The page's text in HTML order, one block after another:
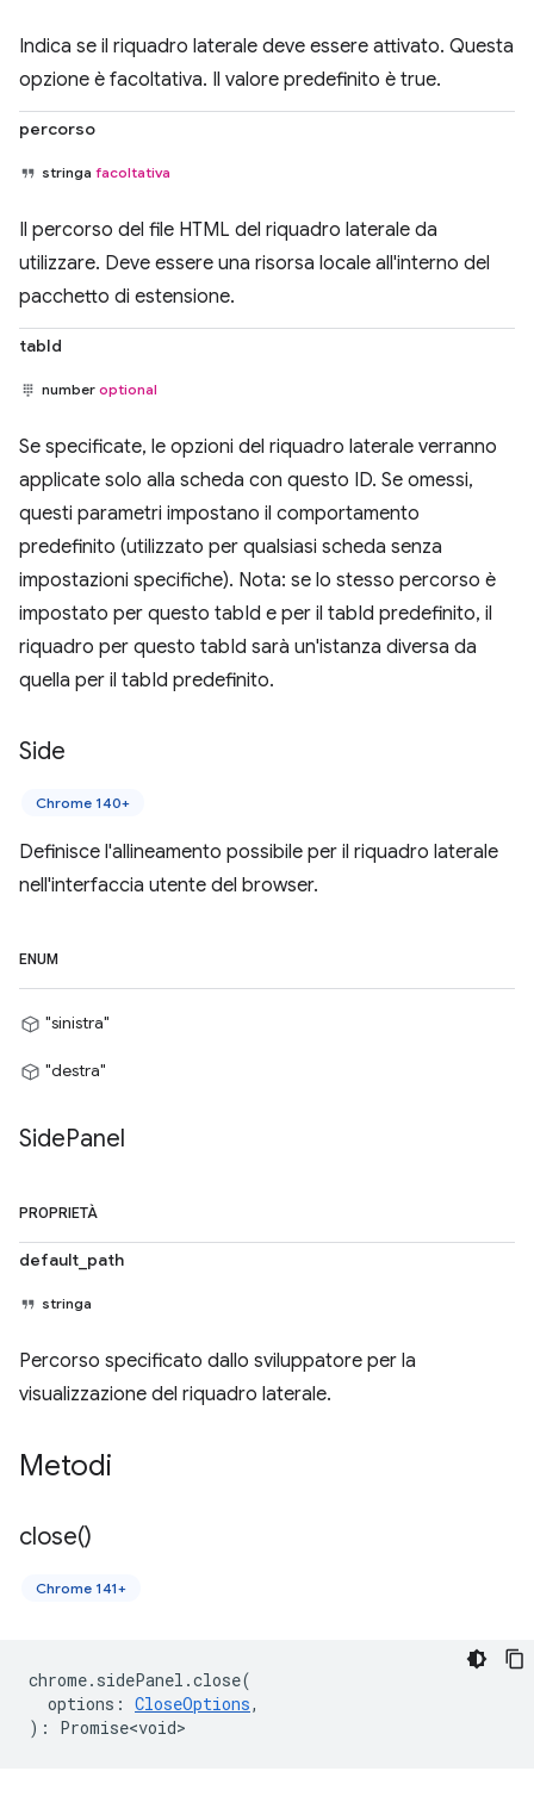
Indica se il riquadro laterale deve essere attivato. Questa
opzione è facoltativa. Il valore predefinito è true.
percorso
stringa facoltativa
Il percorso del file HTML del riquadro laterale da
utilizzare. Deve essere una risorsa locale all'interno del
pacchetto di estensione.
tabId
number optional
Se specificate, le opzioni del riquadro laterale verranno
applicate solo alla scheda con questo ID. Se omessi,
questi parametri impostano il comportamento
predefinito (utilizzato per qualsiasi scheda senza
impostazioni specifiche). Nota: se lo stesso percorso è
impostato per questo tabId e per il tabId predefinito, il
riquadro per questo tabId sarà un'istanza diversa da
quella per il tabId predefinito.
Side
Chrome 140+
Definisce l'allineamento possibile per il riquadro laterale
nell'interfaccia utente del browser.
ENUM
"sinistra"
"destra"
SidePanel
PROPRIETÀ
default_path
stringa
Percorso specificato dallo sviluppatore per la
visualizzazione del riquadro laterale.
Metodi
close()
Chrome 141+
chrome. sidePanel .close(
options : CloseOptions,
) : Promise<void>